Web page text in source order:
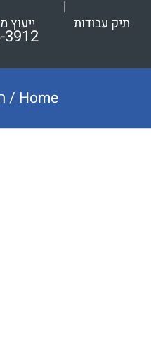
3912
תיק עבודות ייעוץ
Home
/